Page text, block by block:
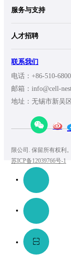
服务与支持
人才招聘
联系我们
电话：+86-510-
邮箱：info@cell-
地址：无锡市新吴
限公司. 保留所有权利
苏ICP备12039766号-1